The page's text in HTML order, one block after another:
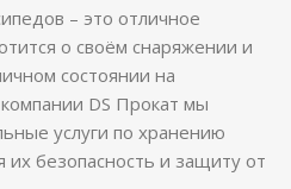
– это отличное
о своём снаряжении и
состоянии на
DS Прокат мы
услуги по хранению
их безопасность и защиту от